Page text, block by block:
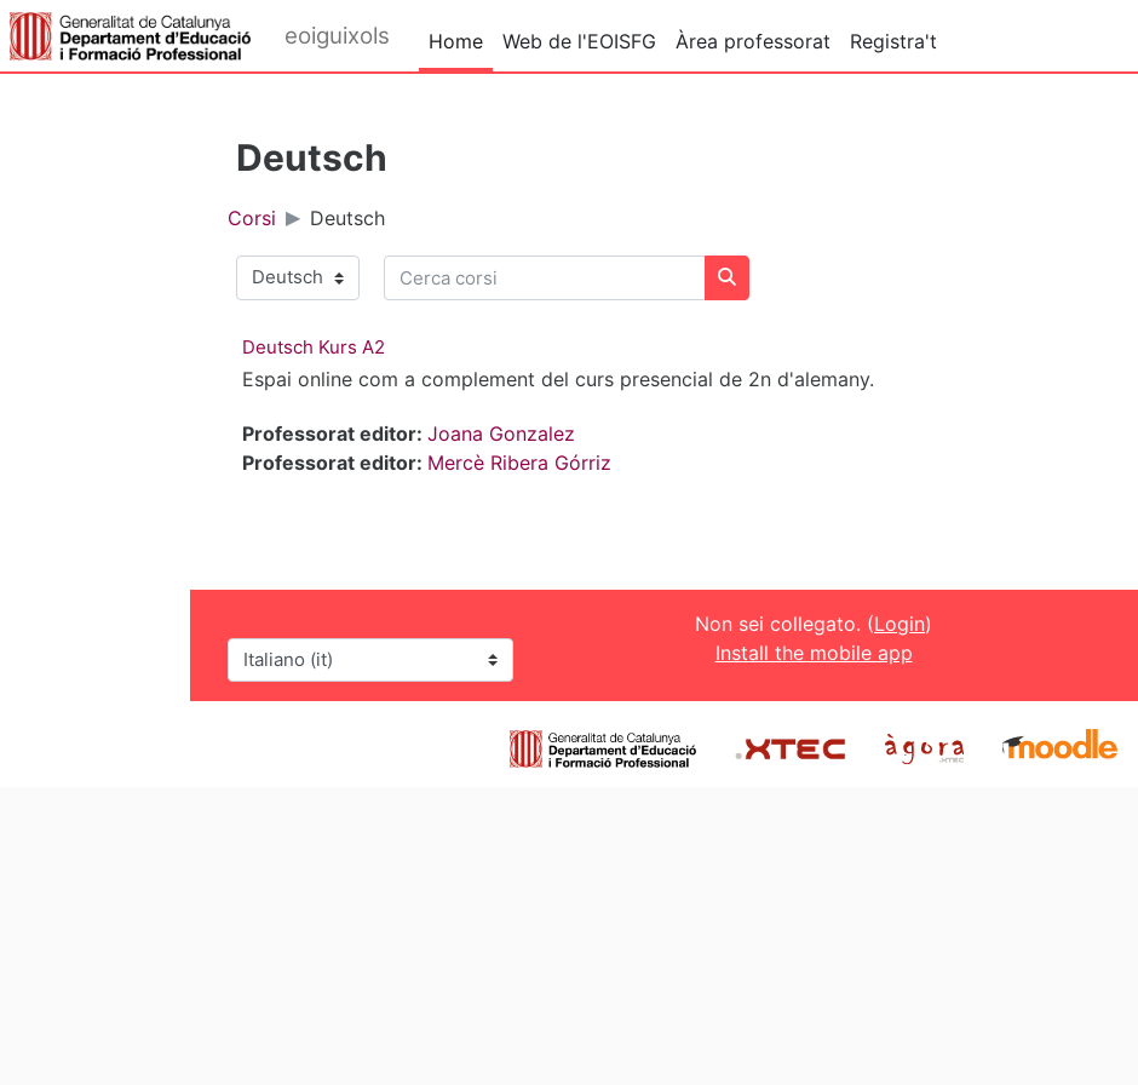
Vai al contenuto principale
eoiguixols Home Web de l'EOISFG Àrea professorat Registra't
Deutsch
Corsi Deutsch
Categorie di corso
Cerca corsi
Cerca corsi
Deutsch Kurs A2
Espai online com a complement del curs presencial de 2n d'alemany.
Professorat editor: Joana Gonzalez
Professorat editor: Mercè Ribera Górriz
Lingua Non sei collegato. (Login)
Install the mobile app